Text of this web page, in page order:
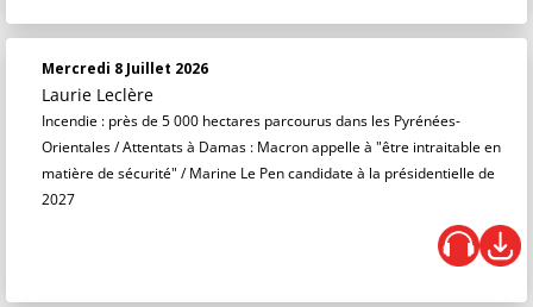
Mercredi 8 Juillet 2026
Laurie Leclère
Incendie : près de 5 000 hectares parcourus dans les Pyrénées-
Orientales / Attentats à Damas : Macron appelle à "être intraitable en
matière de sécurité" / Marine Le Pen candidate à la présidentielle de
2027